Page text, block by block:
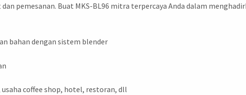
pemesanan. Buat MKS-BL96 mitra terpercaya Anda dalam
bahan dengan sistem blender
usaha coffee shop, hotel, restoran, dll